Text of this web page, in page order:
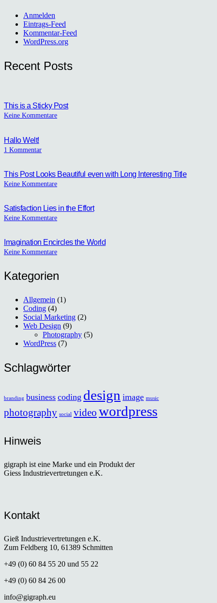
Anmelden
Eintrags-Feed
Kommentar-Feed
WordPress.org
Recent Posts
This is a Sticky Post
Keine Kommentare
Hallo Welt!
1 Kommentar
This Post Looks Beautiful even with Long Interesting Title
Keine Kommentare
Satisfaction Lies in the Effort
Keine Kommentare
Imagination Encircles the World
Keine Kommentare
Kategorien
Allgemein (1)
Coding (4)
Social Marketing (2)
Web Design (9)
Photography (5)
WordPress (7)
Schlagwörter
branding business coding design image music
photography social video wordpress
Hinweis
gigraph ist eine Marke und ein Produkt der
Giess Industrievertretungen e.K.
Kontakt
Gieß Industrievertretungen e.K.
Zum Feldberg 10, 61389 Schmitten
+49 (0) 60 84 55 20 und 55 22
+49 (0) 60 84 26 00
info@gigraph.eu